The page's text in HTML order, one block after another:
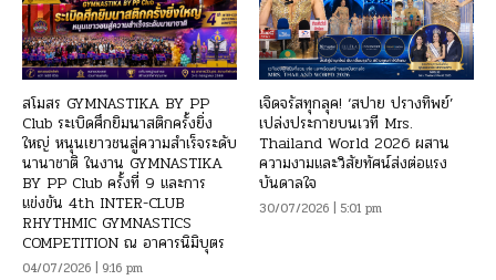
สโมสร GYMNASTIKA BY PP
Club ระเบิดศึกยิมนาสติกครั้งยิ่ง
ใหญ่ หนุนเยาวชนสู่ความสำเร็จระดับ
นานาชาติ ในงาน GYMNASTIKA
BY PP Club ครั้งที่ 9 และการ
แข่งขัน 4th INTER-CLUB
RHYTHMIC GYMNASTICS
COMPETITION ณ อาคารนิมิบุตร
04/07/2026 | 9:16 pm
เจิดจรัสทุกลุค! ‘สปาย ปรางทิพย์’
เปล่งประกายบนเวที Mrs.
Thailand World 2026 ผสาน
ความงามและวิสัยทัศน์ส่งต่อแรง
บันดาลใจ
30/07/2026 | 5:01 pm